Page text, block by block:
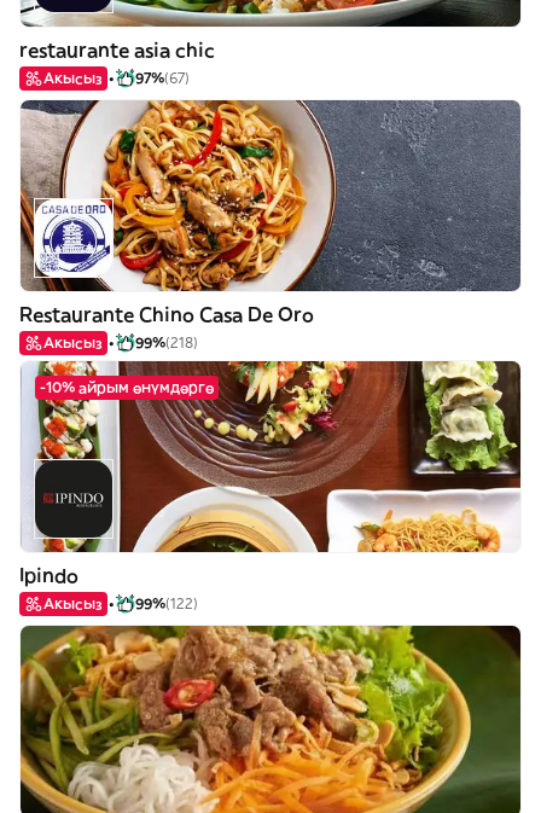
restaurante asia chic
Акысыз 97%(67)
Restaurante Chino Casa De Oro
Акысыз 99%(218)
-10% айрым өнүмдөргө
Ipindo
Акысыз 99%(122)